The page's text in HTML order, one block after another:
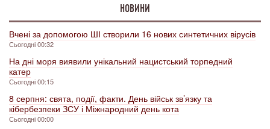
НОВИНИ
Вчені за допомогою ШІ створили 16 нових синтетичних вірусів
Сьогодні 00:32
На дні моря виявили унікальний нацистський торпедний
катер
Сьогодні 00:15
8 серпня: свята, події, факти. День військ зв’язку та
кібербезпеки ЗСУ і Міжнародний день кота
Сьогодні 00:00